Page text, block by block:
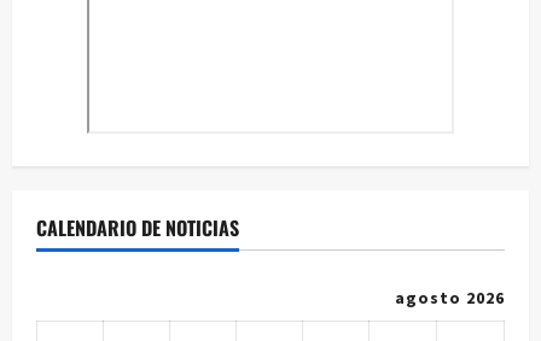
CALENDARIO DE NOTICIAS
agosto 2026